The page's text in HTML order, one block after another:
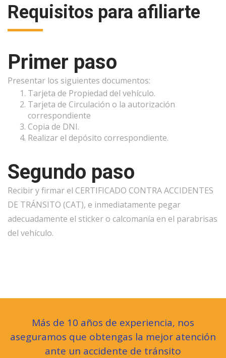
Requisitos para afiliarte
Primer paso
Presentar los siguientes documentos:
Tarjeta de Propiedad del vehículo.
Tarjeta de Circulación o la autorización
correspondiente
Copia de DNI.
Realizar el depósito correspondiente.
Segundo paso
Recibir y firmar el CERTIFICADO CONTRA ACCIDENTES
DE TRÁNSITO (CAT), e inmediatamente pegar
adecuadamente el sticker o calcomanía en el parabrisas
del vehículo.
Más de 10 años de experiencia, nos
aseguramos que obtengas la mejor atención
ante un accidente de tránsito